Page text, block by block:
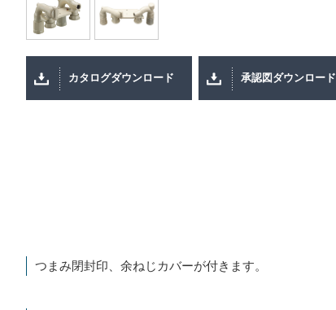
カタログダウンロード 承認図ダウンロード
つまみ閉封印、余ねじカバーが付きます。